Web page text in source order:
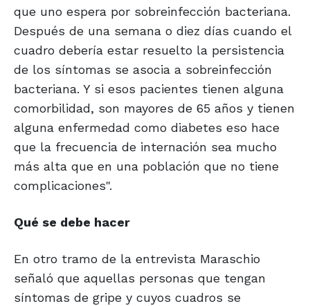
que uno espera por sobreinfección bacteriana.
Después de una semana o diez días cuando el
cuadro debería estar resuelto la persistencia
de los síntomas se asocia a sobreinfección
bacteriana. Y si esos pacientes tienen alguna
comorbilidad, son mayores de 65 años y tienen
alguna enfermedad como diabetes eso hace
que la frecuencia de internación sea mucho
más alta que en una población que no tiene
complicaciones".
Qué se debe hacer
En otro tramo de la entrevista Maraschio
señaló que aquellas personas que tengan
síntomas de gripe y cuyos cuadros se